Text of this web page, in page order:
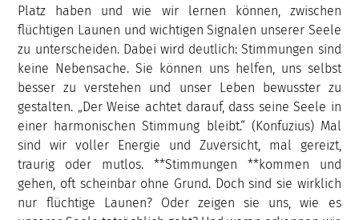
Platz haben und wie wir lernen können, zwischen
flüchtigen Launen und wichtigen Signalen unserer Seele
zu unterscheiden. Dabei wird deutlich: Stimmungen sind
keine Nebensache. Sie können uns helfen, uns selbst
besser zu verstehen und unser Leben bewusster zu
gestalten. „Der Weise achtet darauf, dass seine Seele in
einer harmonischen Stimmung bleibt.“ (Konfuzius) Mal
sind wir voller Energie und Zuversicht, mal gereizt,
traurig oder mutlos. **Stimmungen **kommen und
gehen, oft scheinbar ohne Grund. Doch sind sie wirklich
nur flüchtige Launen? Oder zeigen sie uns, wie es